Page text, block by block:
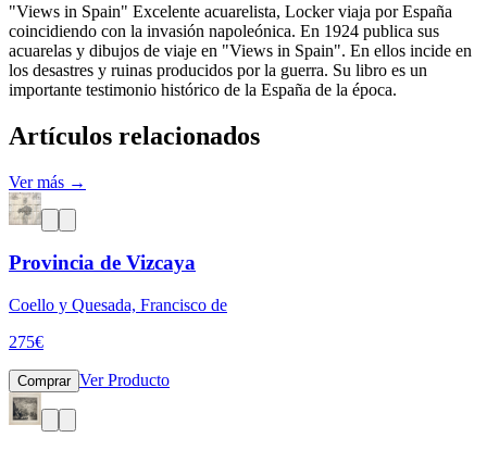
"Views in Spain" Excelente acuarelista, Locker viaja por España
coincidiendo con la invasión napoleónica. En 1924 publica sus
acuarelas y dibujos de viaje en "Views in Spain". En ellos incide en
los desastres y ruinas producidos por la guerra. Su libro es un
importante testimonio histórico de la España de la época.
Artículos relacionados
Ver más →
Provincia de Vizcaya
Coello y Quesada, Francisco de
275€
Comprar Ver Producto